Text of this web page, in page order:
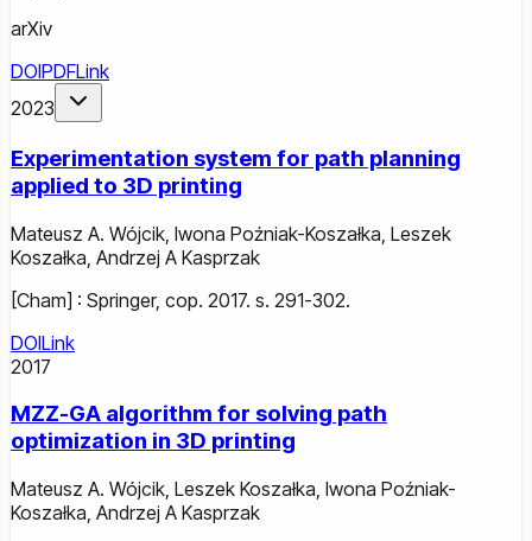
arXiv
DOIPDFLink
2023
Experimentation system for path planning
applied to 3D printing
Mateusz A. Wójcik Iwona Poźniak-Koszałka Leszek
Koszałka Andrzej A Kasprzak
[Cham] : Springer, cop. 2017. s. 291-302.
DOILink
2017
MZZ-GA algorithm for solving path
optimization in 3D printing
Mateusz A. Wójcik Leszek Koszałka Iwona Poźniak-
Koszałka Andrzej A Kasprzak